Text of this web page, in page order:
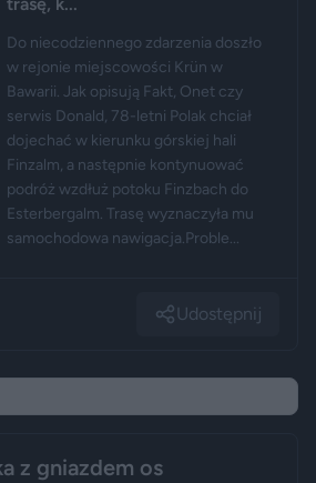
Do niecodziennego zdarzenia doszło
w rejonie miejscowości Krün w
Bawarii. Jak opisują Fakt, Onet czy
serwis Donald, 78-letni Polak chciał
dojechać w kierunku górskiej hali
Finzalm, a następnie kontynuować
podróż wzdłuż potoku Finzbach do
Esterbergalm. Trasę wyznaczyła mu
samochodowa nawigacja.Proble...
Udostępnij
z gniazdem os